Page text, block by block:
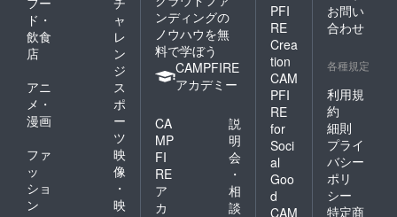
ド・
飲食
店
ャ
レ
ン
ジ
アニ
メ・
漫画
ス
ポ
ー
ツ
ファ
ッ
ショ
ン
映
像
・
映
ンディングの
ノウハウを無
料で学ぼう
CAMPFIRE
アカデミー
CA
MP
FI
RE
ア
カ
説
明
会
・
相
談
PFI
RE
Crea
tion
CAM
PFI
RE
for
Soci
al
Goo
d
CAM
お問い
合わせ
各種規定
利用規
約
細則
プライ
バシー
ポリ
シー
特定商